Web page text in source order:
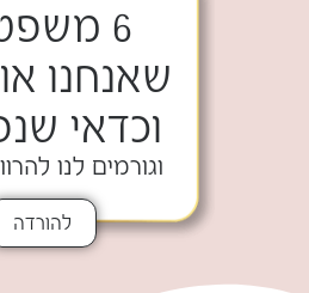
6 משפטים
שאנחנו
וכדאי
וגורמים לנו
להורדה